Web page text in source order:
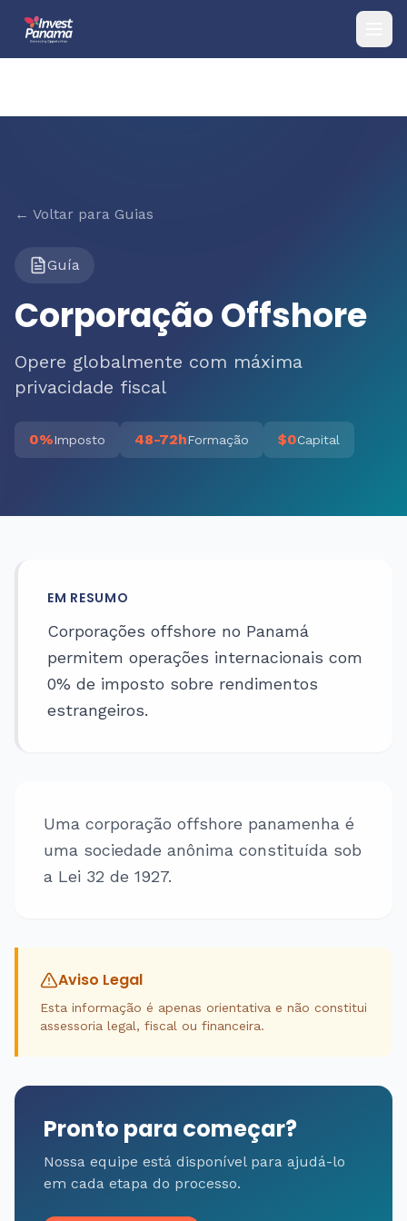
← Voltar para Guias
Guía
Corporação Offshore
Opere globalmente com máxima
privacidade fiscal
0%Imposto 48-72hFormação $0Capital
EM RESUMO
Corporações offshore no Panamá
permitem operações internacionais com
0% de imposto sobre rendimentos
estrangeiros.
Uma corporação offshore panamenha é
uma sociedade anônima constituída sob
a Lei 32 de 1927.
Aviso Legal
Esta informação é apenas orientativa e não constitui
assessoria legal, fiscal ou financeira.
Pronto para começar?
Nossa equipe está disponível para ajudá-lo
em cada etapa do processo.